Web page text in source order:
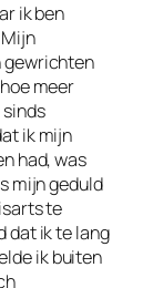
ik ben
gewrichten
meer
ik mijn
had, was
mijn geduld
te
dat ik te lang
ik buiten